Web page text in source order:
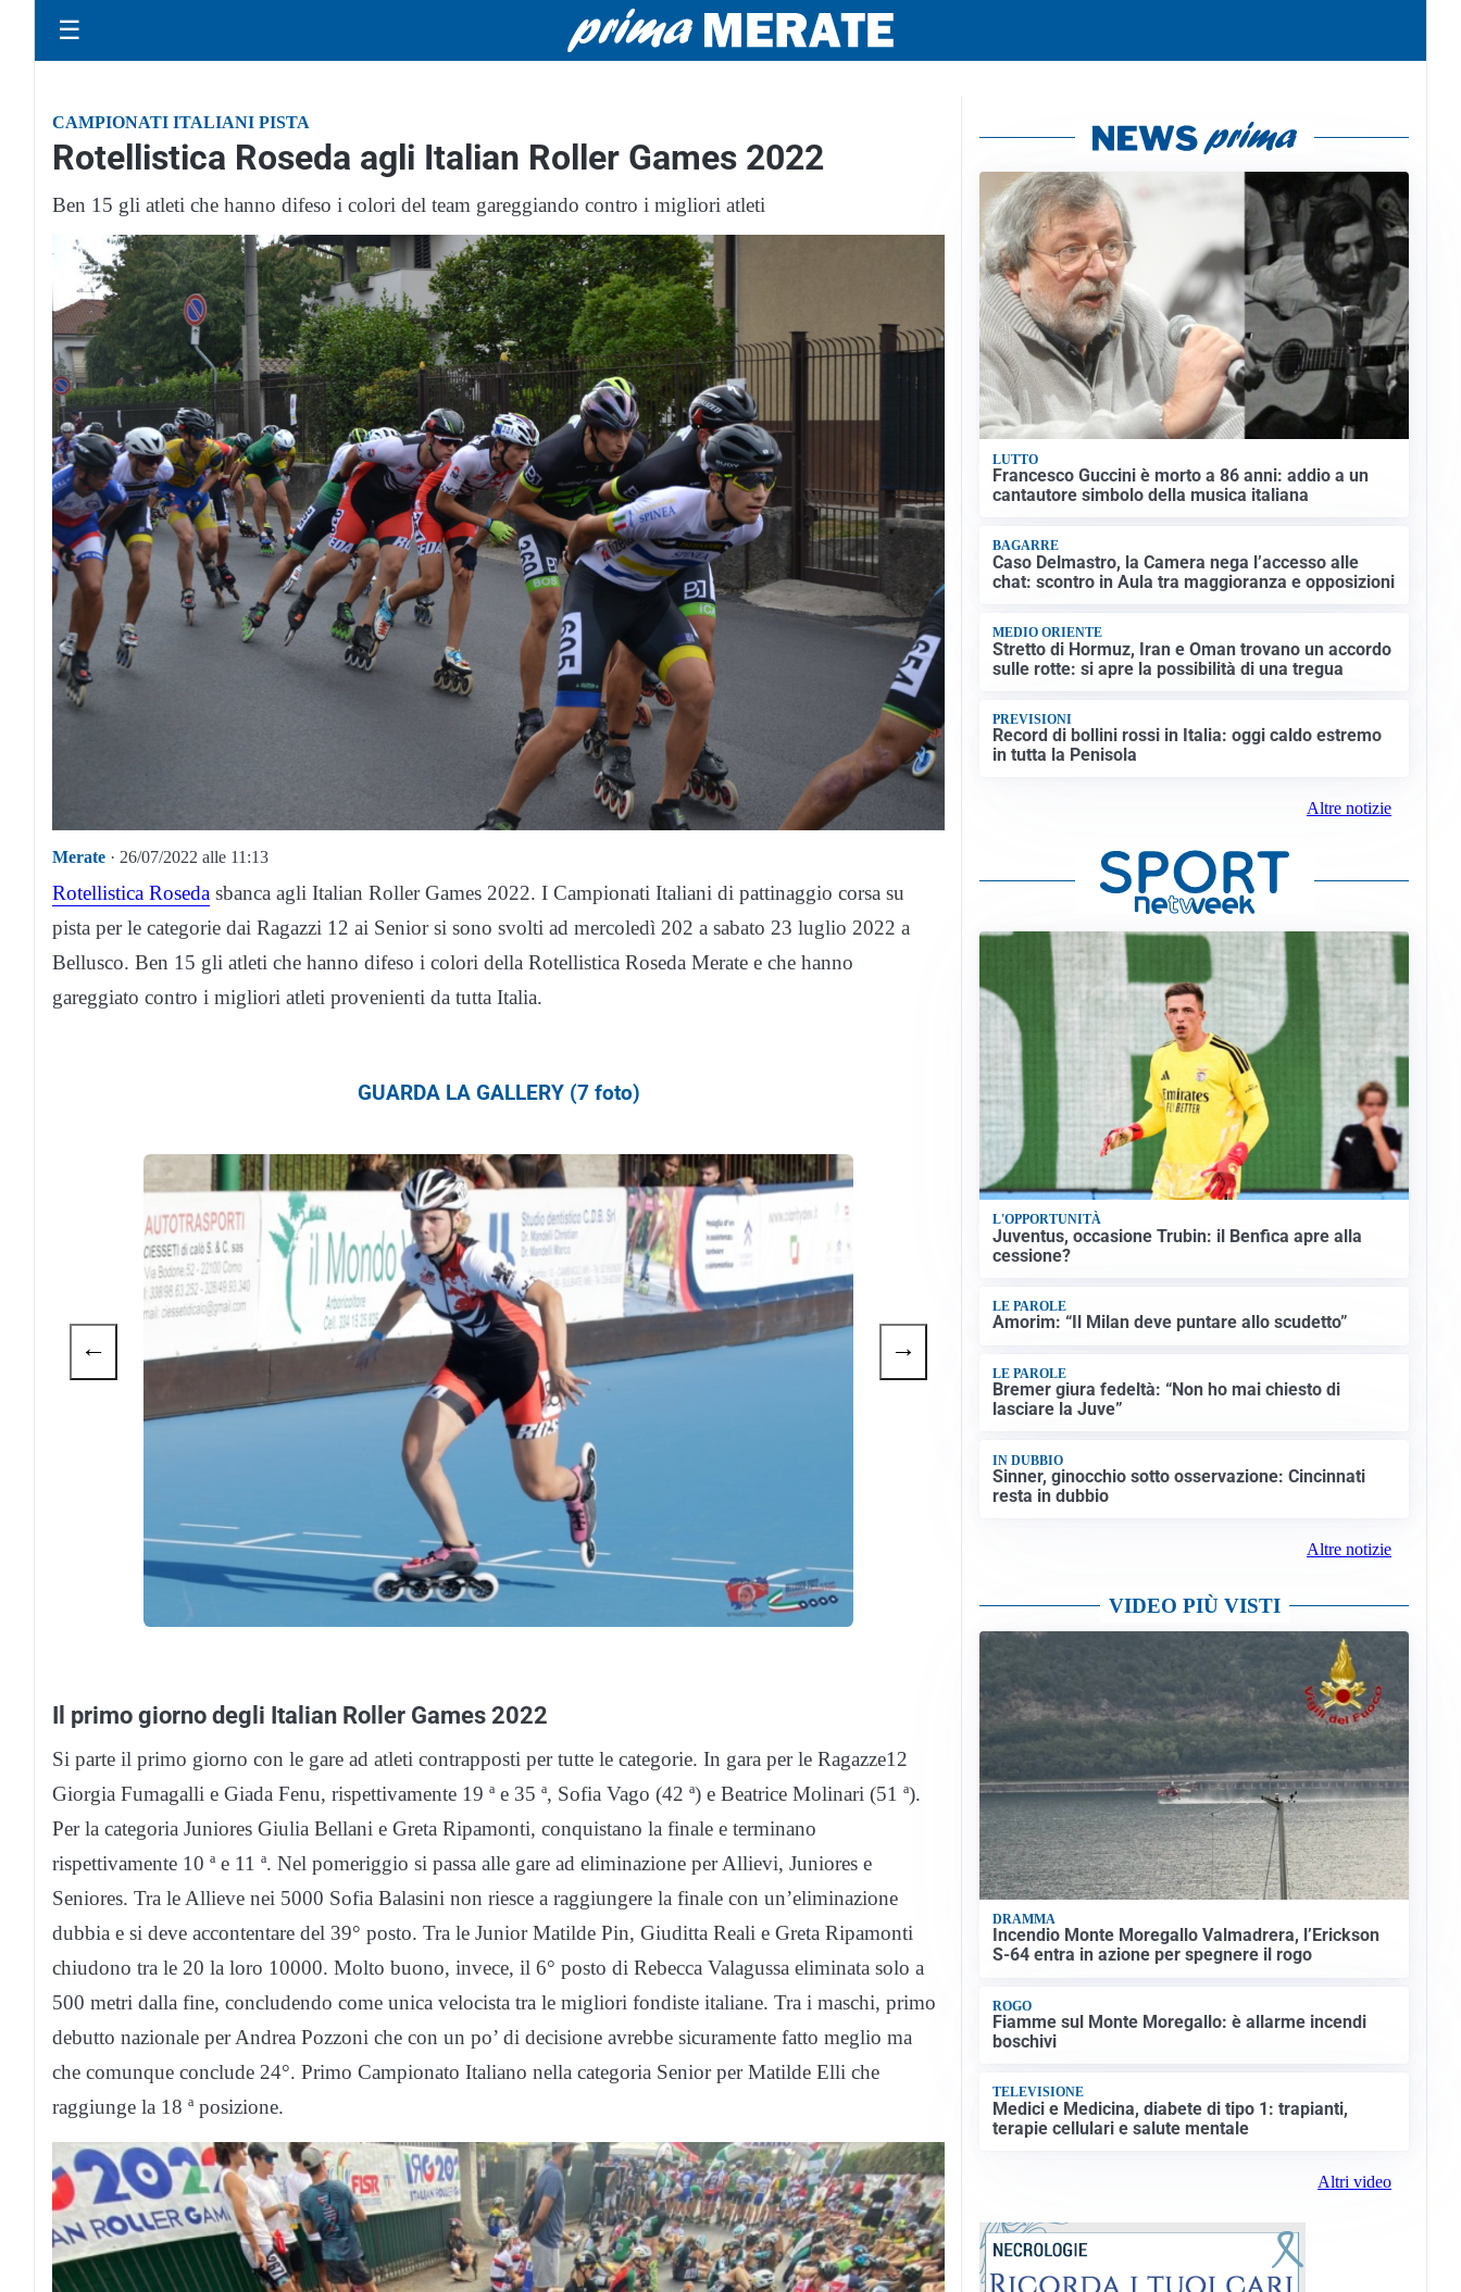
☰
CAMPIONATI ITALIANI PISTA
Rotellistica Roseda agli Italian Roller Games 2022
Ben 15 gli atleti che hanno difeso i colori del team gareggiando contro i migliori atleti
Merate · 26/07/2022 alle 11:13
Rotellistica Roseda sbanca agli Italian Roller Games 2022. I Campionati Italiani di pattinaggio corsa su
pista per le categorie dai Ragazzi 12 ai Senior si sono svolti ad mercoledì 202 a sabato 23 luglio 2022 a
Bellusco. Ben 15 gli atleti che hanno difeso i colori della Rotellistica Roseda Merate e che hanno
gareggiato contro i migliori atleti provenienti da tutta Italia.
GUARDA LA GALLERY (7 foto)
← →
Il primo giorno degli Italian Roller Games 2022
Si parte il primo giorno con le gare ad atleti contrapposti per tutte le categorie. In gara per le Ragazze12
Giorgia Fumagalli e Giada Fenu, rispettivamente 19 ª e 35 ª, Sofia Vago (42 ª) e Beatrice Molinari (51 ª).
Per la categoria Juniores Giulia Bellani e Greta Ripamonti, conquistano la finale e terminano
rispettivamente 10 ª e 11 ª. Nel pomeriggio si passa alle gare ad eliminazione per Allievi, Juniores e
Seniores. Tra le Allieve nei 5000 Sofia Balasini non riesce a raggiungere la finale con un’eliminazione
dubbia e si deve accontentare del 39° posto. Tra le Junior Matilde Pin, Giuditta Reali e Greta Ripamonti
chiudono tra le 20 la loro 10000. Molto buono, invece, il 6° posto di Rebecca Valagussa eliminata solo a
500 metri dalla fine, concludendo come unica velocista tra le migliori fondiste italiane. Tra i maschi, primo
debutto nazionale per Andrea Pozzoni che con un po’ di decisione avrebbe sicuramente fatto meglio ma
che comunque conclude 24°. Primo Campionato Italiano nella categoria Senior per Matilde Elli che
raggiunge la 18 ª posizione.
LUTTO
Francesco Guccini è morto a 86 anni: addio a un
cantautore simbolo della musica italiana
BAGARRE
Caso Delmastro, la Camera nega l’accesso alle
chat: scontro in Aula tra maggioranza e opposizioni
MEDIO ORIENTE
Stretto di Hormuz, Iran e Oman trovano un accordo
sulle rotte: si apre la possibilità di una tregua
PREVISIONI
Record di bollini rossi in Italia: oggi caldo estremo
in tutta la Penisola
Altre notizie
L'OPPORTUNITÀ
Juventus, occasione Trubin: il Benfica apre alla
cessione?
LE PAROLE
Amorim: “Il Milan deve puntare allo scudetto”
LE PAROLE
Bremer giura fedeltà: “Non ho mai chiesto di
lasciare la Juve”
IN DUBBIO
Sinner, ginocchio sotto osservazione: Cincinnati
resta in dubbio
Altre notizie
VIDEO PIÙ VISTI
DRAMMA
Incendio Monte Moregallo Valmadrera, l’Erickson
S-64 entra in azione per spegnere il rogo
ROGO
Fiamme sul Monte Moregallo: è allarme incendi
boschivi
TELEVISIONE
Medici e Medicina, diabete di tipo 1: trapianti,
terapie cellulari e salute mentale
Altri video